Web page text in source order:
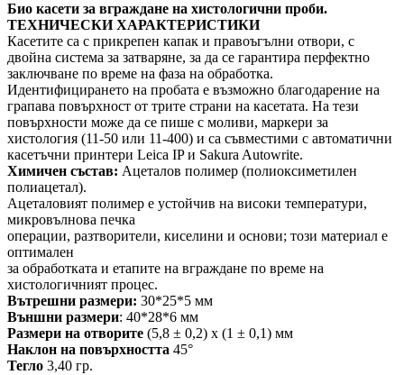
Био касети за вграждане на хистологични проби.
ТЕХНИЧЕСКИ ХАРАКТЕРИСТИКИ
Касетите са с прикрепен капак и правоъгълни отвори, с
двойна система за затваряне, за да се гарантира перфектно
заключване по време на фаза на обработка.
Идентифицирането на пробата е възможно благодарение на
грапава повърхност от трите страни на касетата. На тези
повърхности може да се пише с моливи, маркери за
хистология (11-50 или 11-400) и са съвместими с автоматични
касетъчни принтери Leica IP и Sakura Autowrite.
Химичен състав: Ацеталов полимер (полиоксиметилен
полиацетал).
Ацеталовият полимер е устойчив на високи температури,
микровълнова печка
операции, разтворители, киселини и основи; този материал е
оптимален
за обработката и етапите на вграждане по време на
хистологичният процес.
Вътрешни размери: 30*25*5 мм
Външни размери: 40*28*6 мм
Размери на отворите (5,8 ± 0,2) x (1 ± 0,1) мм
Наклон на повърхността 45°
Тегло 3,40 гр.